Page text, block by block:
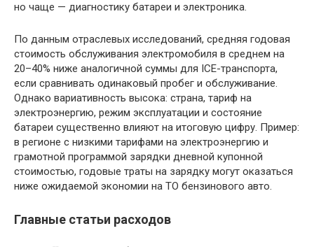
но чаще — диагностику батареи и электроника.
По данным отраслевых исследований, средняя годовая
стоимость обслуживания электромобиля в среднем на
20–40% ниже аналогичной суммы для ICE-транспорта,
если сравнивать одинаковый пробег и обслуживание.
Однако вариативность высока: страна, тариф на
электроэнергию, режим эксплуатации и состояние
батареи существенно влияют на итоговую цифру. Пример:
в регионе с низкими тарифами на электроэнергию и
грамотной программой зарядки дневной купонной
стоимостью, годовые траты на зарядку могут оказаться
ниже ожидаемой экономии на ТО бензинового авто.
Главные статьи расходов